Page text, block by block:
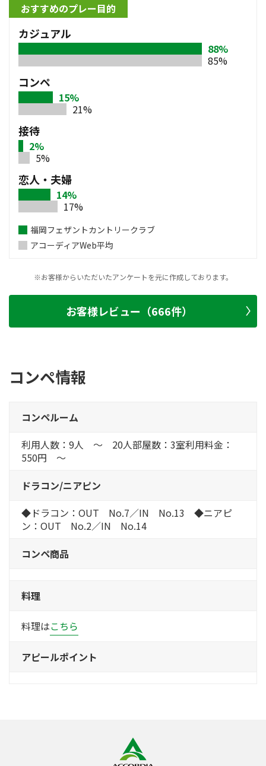
おすすめのプレー目的
カジュアル
88%
85%
コンペ
15%
21%
接待
2%
5%
恋人・夫婦
14%
17%
福岡フェザントカントリークラブ
アコーディアWeb平均
※お客様からいただいたアンケートを元に作成しております。
お客様レビュー（666件）
コンペ情報
コンペルーム
利用人数：9人 ～ 20人部屋数：3室利用料金：
550円 ～
ドラコン/ニアピン
◆ドラコン：OUT No.7／IN No.13 ◆ニアピ
ン：OUT No.2／IN No.14
コンペ商品
料理
料理はこちら
アピールポイント